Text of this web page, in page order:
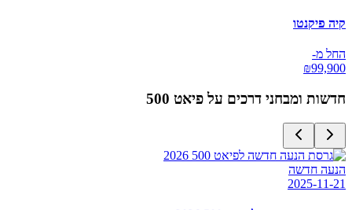
קיה פיקנטו
החל מ-
₪99,900
חדשות ומבחני דרכים על פיאט 500
הנעה חדשה
2025-11-21